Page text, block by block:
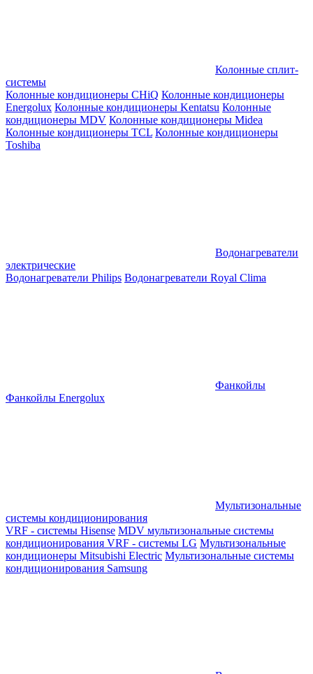
Колонные сплит-
системы
Колонные кондиционеры CHiQ Колонные кондиционеры
Energolux Колонные кондиционеры Kentatsu Колонные
кондиционеры MDV Колонные кондиционеры Midea
Колонные кондиционеры TCL Колонные кондиционеры
Toshiba
Водонагреватели
электрические
Водонагреватели Philips Водонагреватели Royal Clima
Фанкойлы
Фанкойлы Energolux
Мультизональные
системы кондиционирования
VRF - системы Hisense MDV мультизональные системы
кондиционирования VRF - системы LG Мультизональные
кондиционеры Mitsubishi Electric Мультизональные системы
кондиционирования Samsung